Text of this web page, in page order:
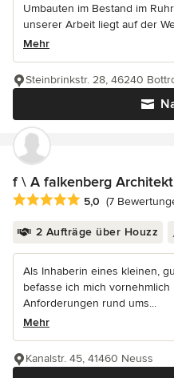
Umbauten im Bestand im
unserer Arbeit liegt auf der
Mehr
Steinbrinkstr. 28, 46240
f \ A falkenberg
Durchschnittliche
5,0 (7
2 Aufträge über Houzz
Als Inhaberin eines kleinen,
befasse ich mich
Anforderungen rund ums...
Mehr
Kanalstr. 45, 41460 Neuss